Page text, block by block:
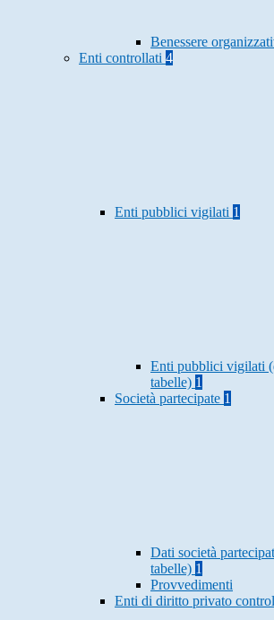
Benessere
Enti controllati 4
Enti pubblici vigilati 1
Enti pubblici vigilati
tabelle) 1
Società partecipate 1
Dati società
tabelle) 1
Provvedimenti
Enti di diritto privato